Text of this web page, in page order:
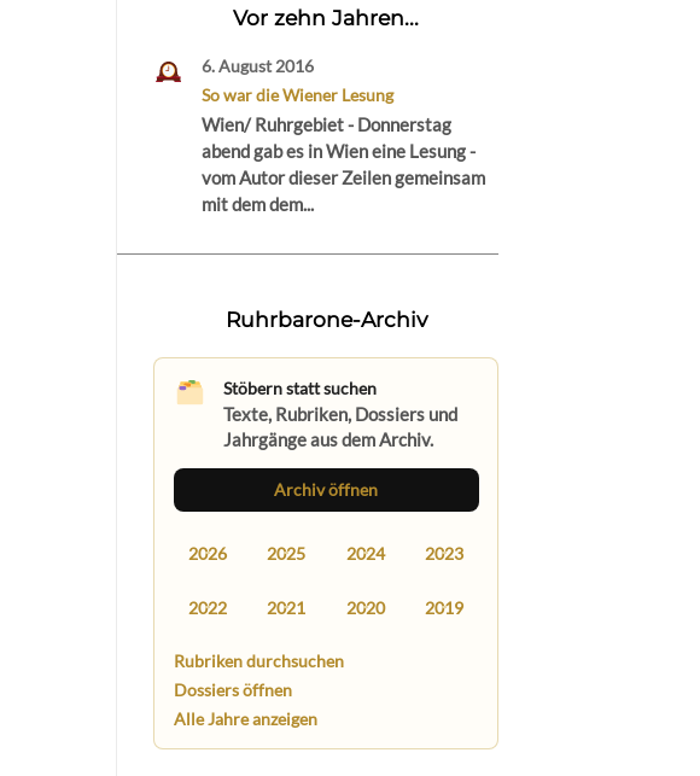
Vor zehn Jahren...
6. August 2016
So war die Wiener Lesung
Wien/ Ruhrgebiet - Donnerstag
abend gab es in Wien eine Lesung -
vom Autor dieser Zeilen gemeinsam
mit dem dem...
Ruhrbarone-Archiv
Stöbern statt suchen
Texte, Rubriken, Dossiers und
Jahrgänge aus dem Archiv.
Archiv öffnen
2026 2025 2024 2023
2022 2021 2020 2019
Rubriken durchsuchen
Dossiers öffnen
Alle Jahre anzeigen